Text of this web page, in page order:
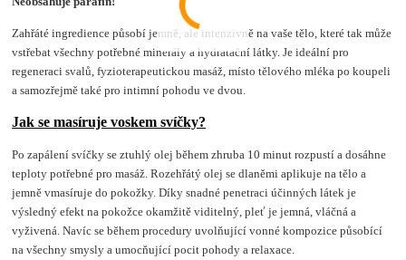
Zahřáté ingredience působí jemně, ale intenzivně na vaše tělo, které tak může
vstřebat všechny potřebné minerály a hydratační látky. Je ideální pro
regeneraci svalů, fyzioterapeutickou masáž, místo tělového mléka po koupeli
a samozřejmě také pro intimní pohodu ve dvou.
Jak se masíruje voskem svíčky?
Po zapálení svíčky se ztuhlý olej během zhruba 10 minut rozpustí a dosáhne
teploty potřebné pro masáž. Rozehřátý olej se dlaněmi aplikuje na tělo a
jemně vmasíruje do pokožky. Díky snadné penetraci účinných látek je
výsledný efekt na pokožce okamžitě viditelný, pleť je jemná, vláčná a
vyživená. Navíc se během procedury uvolňující vonné kompozice působící
na všechny smysly a umocňující pocit pohody a relaxace.